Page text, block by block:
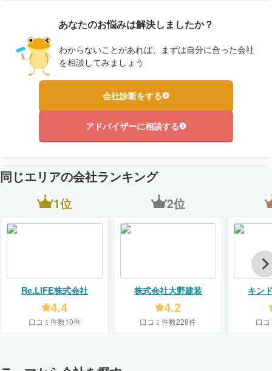
あなたのお悩みは解決しましたか？
わからないことがあれば、まずは自分に合った会社
を相談してみましょう
会社診断をする
アドバイザーに相談する
同じエリアの会社ランキング
1位
Re.LIFE株式会社
4.4
口コミ件数10件
2位
株式会社大野建装
4.2
口コミ件数228件
キン
【
口